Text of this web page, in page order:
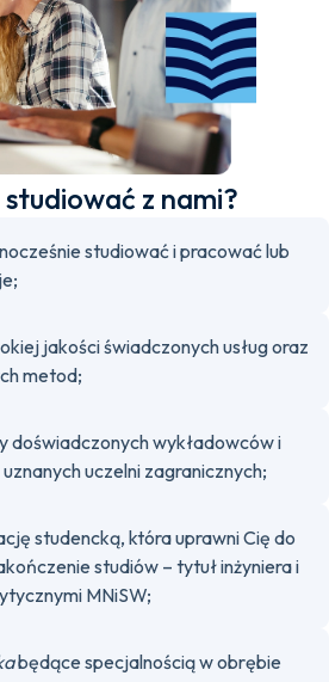
z nami?
studiować i pracować lub
jakości świadczonych usług oraz
metod;
doświadczonych wykładowców i
uczelni zagranicznych;
studencką, która uprawni Cię do
studiów – tytuł inżyniera i
MNiSW;
będące specjalnością w obrębie